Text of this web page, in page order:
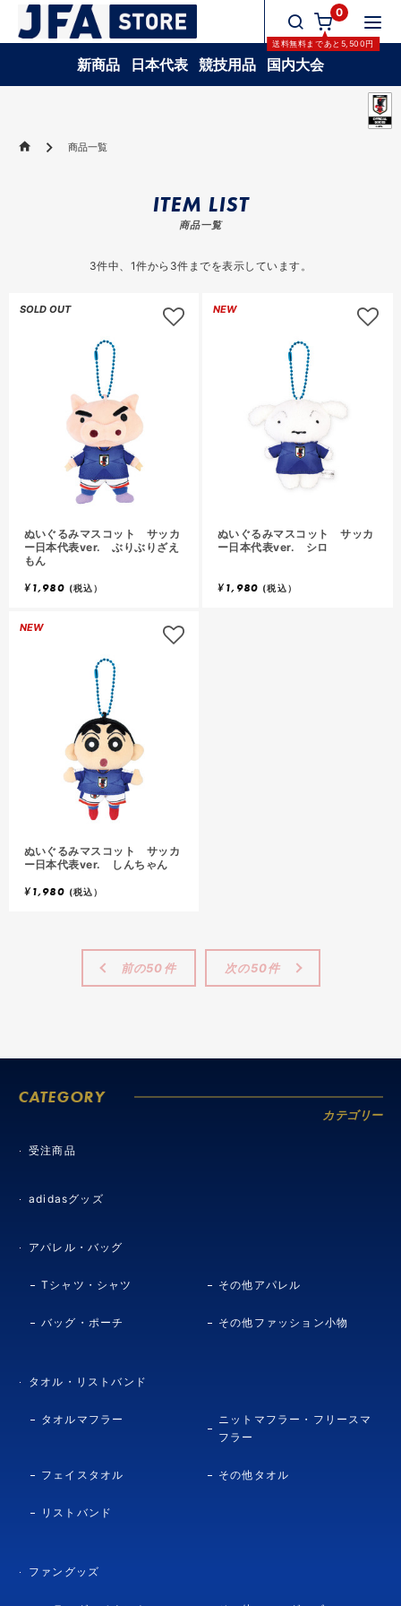
0
送料無料まであと 5,500円
新商品 日本代表 競技用品 国内大会
商品一覧
ITEM LIST
商品一覧
3件中、 1件から 3件までを表示しています。
SOLD OUT
ぬいぐるみマスコット サッカ
ー日本代表ver. ぶりぶりざえ
もん
¥1,980 (税込）
NEW
ぬいぐるみマスコット サッカ
ー日本代表ver. シロ
¥1,980 (税込）
NEW
ぬいぐるみマスコット サッカ
ー日本代表ver. しんちゃん
¥1,980 (税込）
前の50件 次の50件
CATEGORY
カテゴリー
受注商品
adidasグッズ
アパレル・バッグ
Tシャツ・シャツ その他アパレル
バッグ・ポーチ その他ファッション小物
タオル・リストバンド
タオルマフラー
ニットマフラー・フリースマ
フラー
フェイスタオル その他タオル
リストバンド
ファングッズ